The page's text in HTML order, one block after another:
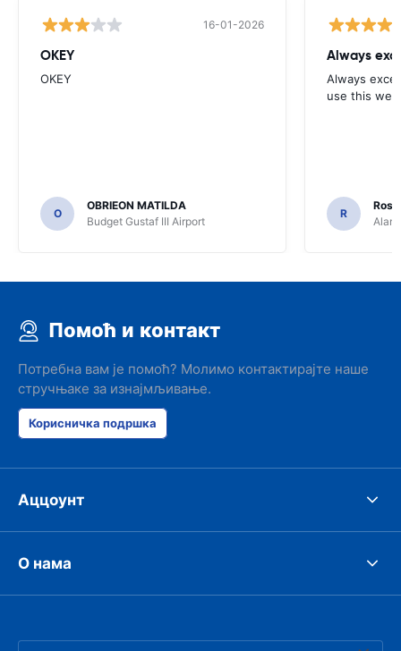
16-01-2026
OKEY
OKEY
O
OBRIEON MATILDA
Budget Gustaf III Airport
Always
Always
use this
R
Помоћ и контакт
Потребна вам је помоћ? Молимо контактирајте наше
стручњаке за изнајмљивање.
Корисничка подршка
Аццоунт
О нама